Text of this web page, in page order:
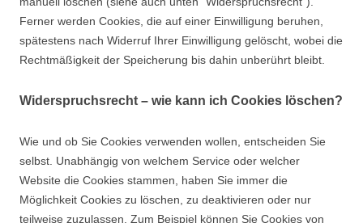
Ferner werden Cookies, die auf einer Einwilligung beruhen,
spätestens nach Widerruf Ihrer Einwilligung gelöscht, wobei die
Rechtmäßigkeit der Speicherung bis dahin unberührt bleibt.
Widerspruchsrecht – wie kann ich Cookies löschen?
Wie und ob Sie Cookies verwenden wollen, entscheiden Sie
selbst. Unabhängig von welchem Service oder welcher
Website die Cookies stammen, haben Sie immer die
Möglichkeit Cookies zu löschen, zu deaktivieren oder nur
teilweise zuzulassen. Zum Beispiel können Sie Cookies von